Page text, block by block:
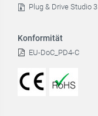
Plug & Drive Studio 3
Konformität
EU-DoC_PD4-C